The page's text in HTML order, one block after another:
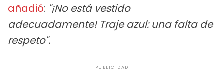
añadió: "¡No está vestido
adecuadamente! Traje azul: una falta de
respeto".
PUBLICIDAD